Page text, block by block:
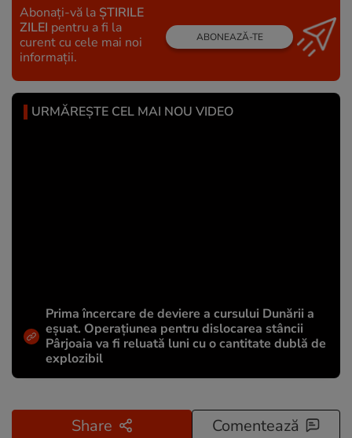
Abonați-vă la ȘTIRILE
ZILEI pentru a fi la
curent cu cele mai noi
informații.
ABONEAZĂ-TE
URMĂREȘTE CEL MAI NOU VIDEO
Prima încercare de deviere a cursului Dunării a
eșuat. Operațiunea pentru dislocarea stâncii
Pârjoaia va fi reluată luni cu o cantitate dublă de
explozibil
Share Comentează